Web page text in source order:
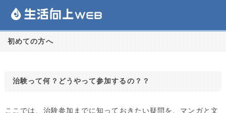
初めての方へ
治験って何？どうやって参加するの？？
ここでは、治験参加までに知っておきたい疑問を、マンガと文